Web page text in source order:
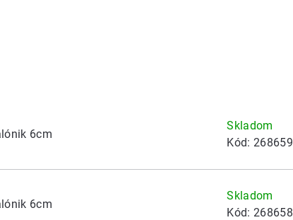
6cm
Skladom
Kód:268659
6cm
Skladom
Kód:268658